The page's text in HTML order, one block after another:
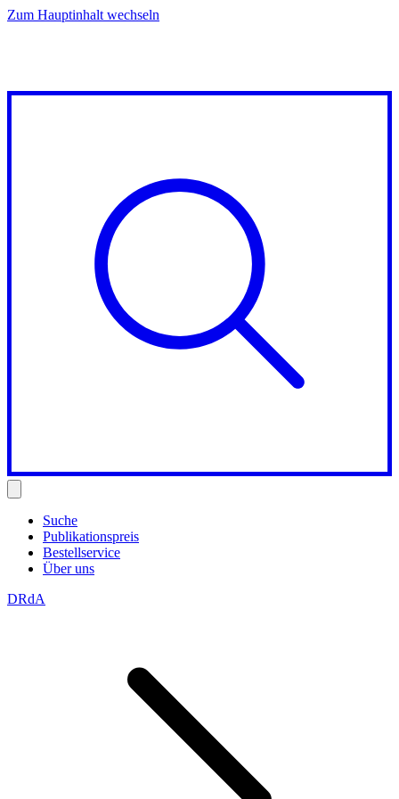
Zum Hauptinhalt wechseln
Suche
Publikationspreis
Bestellservice
Über uns
DRdA